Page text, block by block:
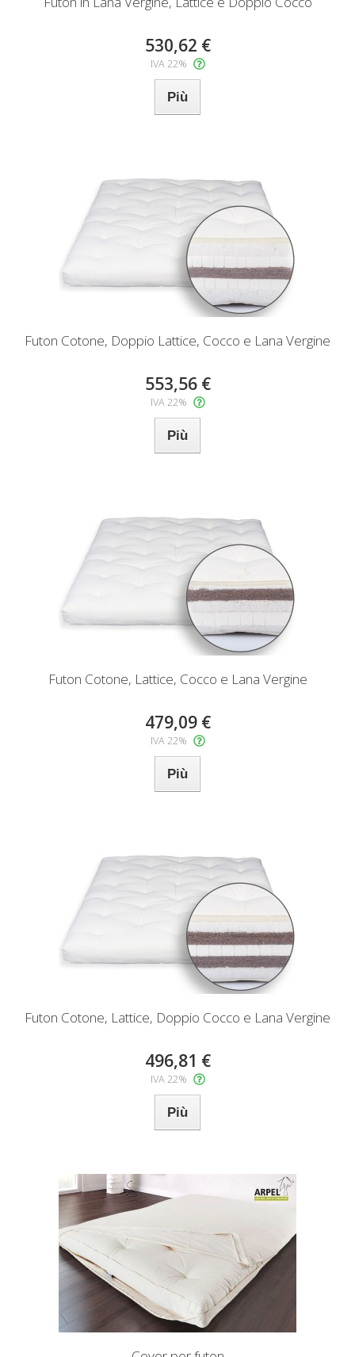
530,62 €
IVA 22%
Più
Futon Cotone, Doppio Lattice, Cocco e Lana Vergine
553,56 €
IVA 22%
Più
Futon Cotone, Lattice, Cocco e Lana Vergine
479,09 €
IVA 22%
Più
Futon Cotone, Lattice, Doppio Cocco e Lana Vergine
496,81 €
IVA 22%
Più